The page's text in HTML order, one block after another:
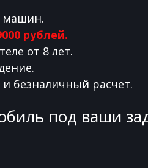
машин.
рублей.
от 8 лет.
безналичный расчет.
под ваши